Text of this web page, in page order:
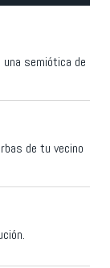
semiótica de
de tu vecino